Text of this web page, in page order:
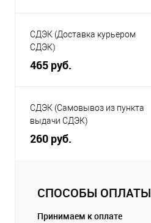
СДЭК (Доставка курьером
СДЭК)
465 руб.
СДЭК (Самовывоз из пункта
выдачи СДЭК)
260 руб.
СПОСОБЫ ОПЛАТЫ
Принимаем к оплате